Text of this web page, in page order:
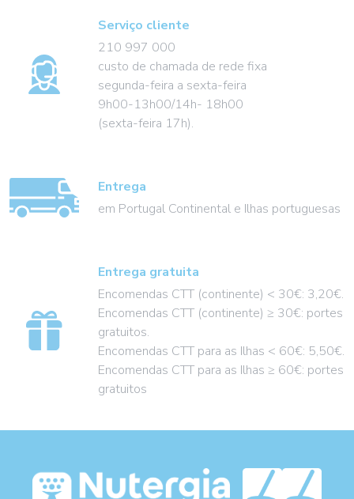
Serviço cliente
210 997 000
custo de chamada de rede fixa
segunda-feira a sexta-feira
9h00-13h00/14h- 18h00
(sexta-feira 17h).
Entrega
em Portugal Continental e Ilhas portuguesas
Entrega gratuita
Encomendas CTT (continente) < 30€: 3,20€.
Encomendas CTT (continente) ≥ 30€: portes
gratuitos.
Encomendas CTT para as Ilhas < 60€: 5,50€.
Encomendas CTT para as Ilhas ≥ 60€: portes
gratuitos